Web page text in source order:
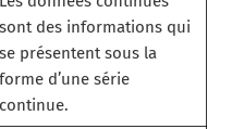
sont des informations qui
se présentent sous la
forme d’une série
continue.